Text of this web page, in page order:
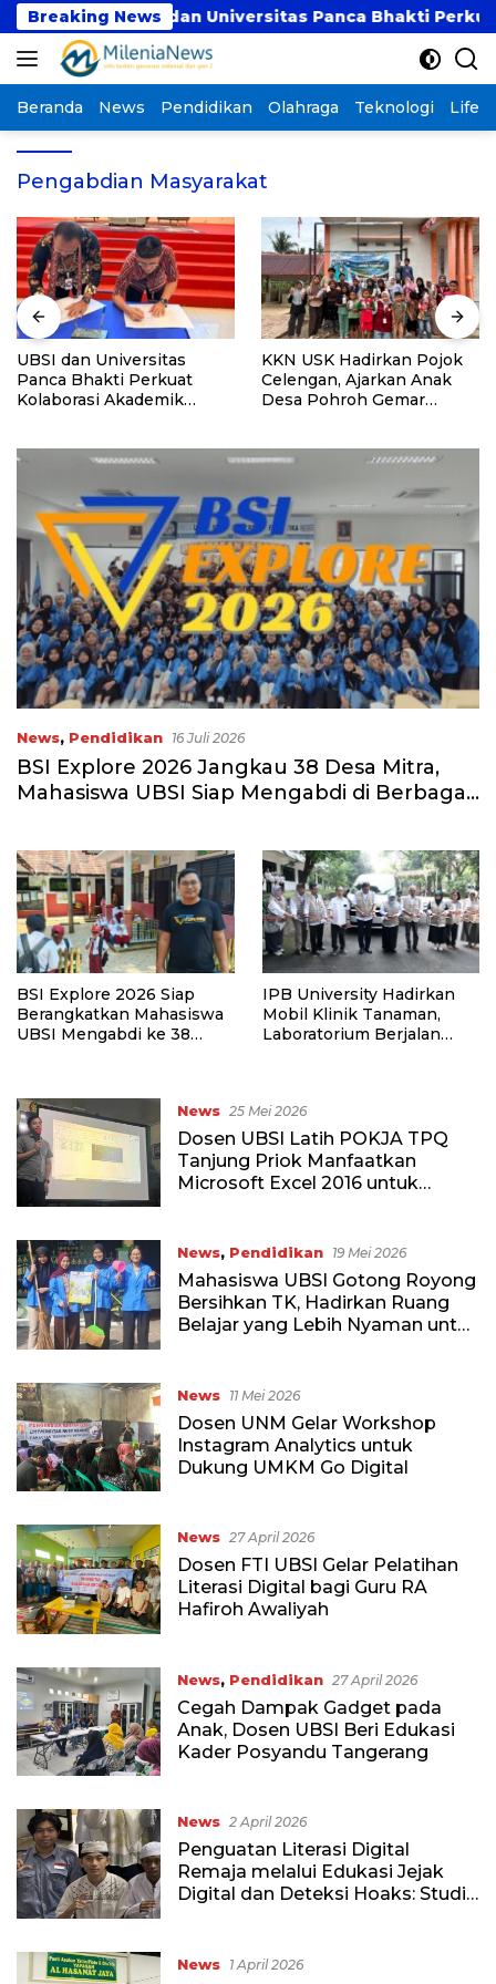
Langsung
ke
konten
Breaking News
UBSI dan Universitas Panca Bhakti Perkuat
Beranda News Pendidikan Olahraga Teknologi
Pengabdian Masyarakat
UBSI dan Universitas
Panca Bhakti Perkuat
Kolaborasi Akademik
KKN USK Hadirkan Pojok
Celengan, Ajarkan Anak
Desa Pohroh Gemar
News, Pendidikan 16 Juli 2026
BSI Explore 2026 Jangkau 38 Desa Mitra,
Mahasiswa UBSI Siap Mengabdi di Berbagai
BSI Explore 2026 Siap
Berangkatkan Mahasiswa
UBSI Mengabdi ke 38
IPB University Hadirkan
Mobil Klinik Tanaman,
Laboratorium Berjalan
News 25 Mei 2026
Dosen UBSI Latih POKJA TPQ
Tanjung Priok Manfaatkan
Microsoft Excel 2016 untuk
News, Pendidikan 19 Mei 2026
Mahasiswa UBSI Gotong Royong
Bersihkan TK, Hadirkan Ruang
Belajar yang Lebih Nyaman untuk
News 11 Mei 2026
Dosen UNM Gelar Workshop
Instagram Analytics untuk
Dukung UMKM Go Digital
News 27 April 2026
Dosen FTI UBSI Gelar Pelatihan
Literasi Digital bagi Guru RA
Hafiroh Awaliyah
News, Pendidikan 27 April 2026
Cegah Dampak Gadget pada
Anak, Dosen UBSI Beri Edukasi
Kader Posyandu Tangerang
News 2 April 2026
Penguatan Literasi Digital
Remaja melalui Edukasi Jejak
Digital dan Deteksi Hoaks: Studi
News 1 April 2026